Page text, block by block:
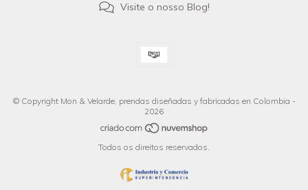
Visite o nosso Blog!
© Copyright Mon & Velarde, prendas diseñadas y fabricadas en Colombia -
2026
Todos os direitos reservados.